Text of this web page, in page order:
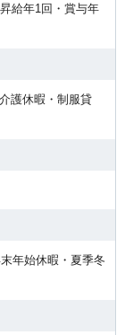
給年1回・賞与年
護休暇・制服貸
年始休暇・夏季冬